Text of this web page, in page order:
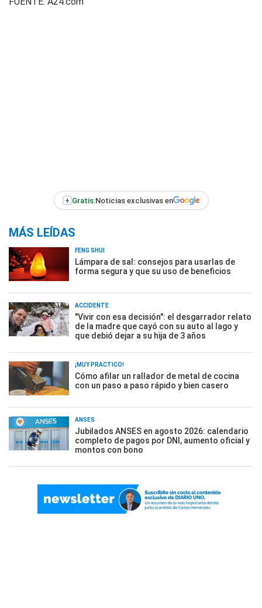
+ Gratis:Noticias exclusivas en
MÁS LEÍDAS
FENG SHUI
Lámpara de sal: consejos para usarlas de
forma segura y que su uso de beneficios
ACCIDENTE
"Vivir con esa decisión": el desgarrador relato
de la madre que cayó con su auto al lago y
que debió dejar a su hija de 3 años
¡MUY PRÁCTICO!
Cómo afilar un rallador de metal de cocina
con un paso a paso rápido y bien casero
ANSES
Jubilados ANSES en agosto 2026: calendario
completo de pagos por DNI, aumento oficial y
montos con bono